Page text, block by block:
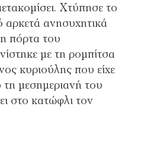
Χτύπησε το
αρκετά ανησυχητικά
πόρτα του
με τη ρομπίτσα
κυριούλης που είχε
μεσημεριανή του
στο κατώφλι τον